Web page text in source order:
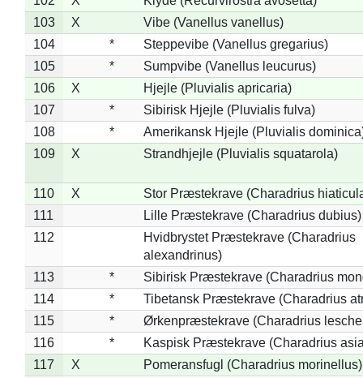
103
X
Vibe (Vanellus vanellus)
104
*
Steppevibe (Vanellus gregarius)
105
*
Sumpvibe (Vanellus leucurus)
106
X
Hjejle (Pluvialis apricaria)
107
*
Sibirisk Hjejle (Pluvialis fulva)
108
*
Amerikansk Hjejle (Pluvialis
109
X Strandhjejle (Pluvialis squatarola)
110 X
Stor Præstekrave (Charadrius
111
Lille Præstekrave (Charadrius dubius)
112
Hvidbrystet Præstekrave (Charadrius
alexandrinus)
113
*
Sibirisk Præstekrave (Charadrius
114
*
Tibetansk Præstekrave (Charadrius
115
*
Ørkenpræstekrave (Charadrius
116
*
Kaspisk Præstekrave (Charadrius
117
X
Pomeransfugl (Charadrius morinellus)